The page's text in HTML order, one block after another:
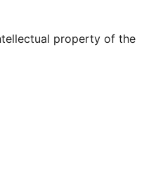
property of the